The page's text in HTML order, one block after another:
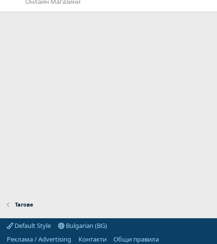
Тагове
Default Style
Bulgarian (BG)
Реклама / Advertising
Контакти
Общи правила